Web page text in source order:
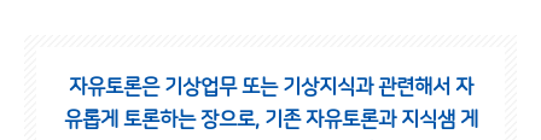
자유토론은 기상업무 또는 기상지식과 관련해서 자
유롭게 토론하는 장으로, 기존 자유토론과 지식샘 게